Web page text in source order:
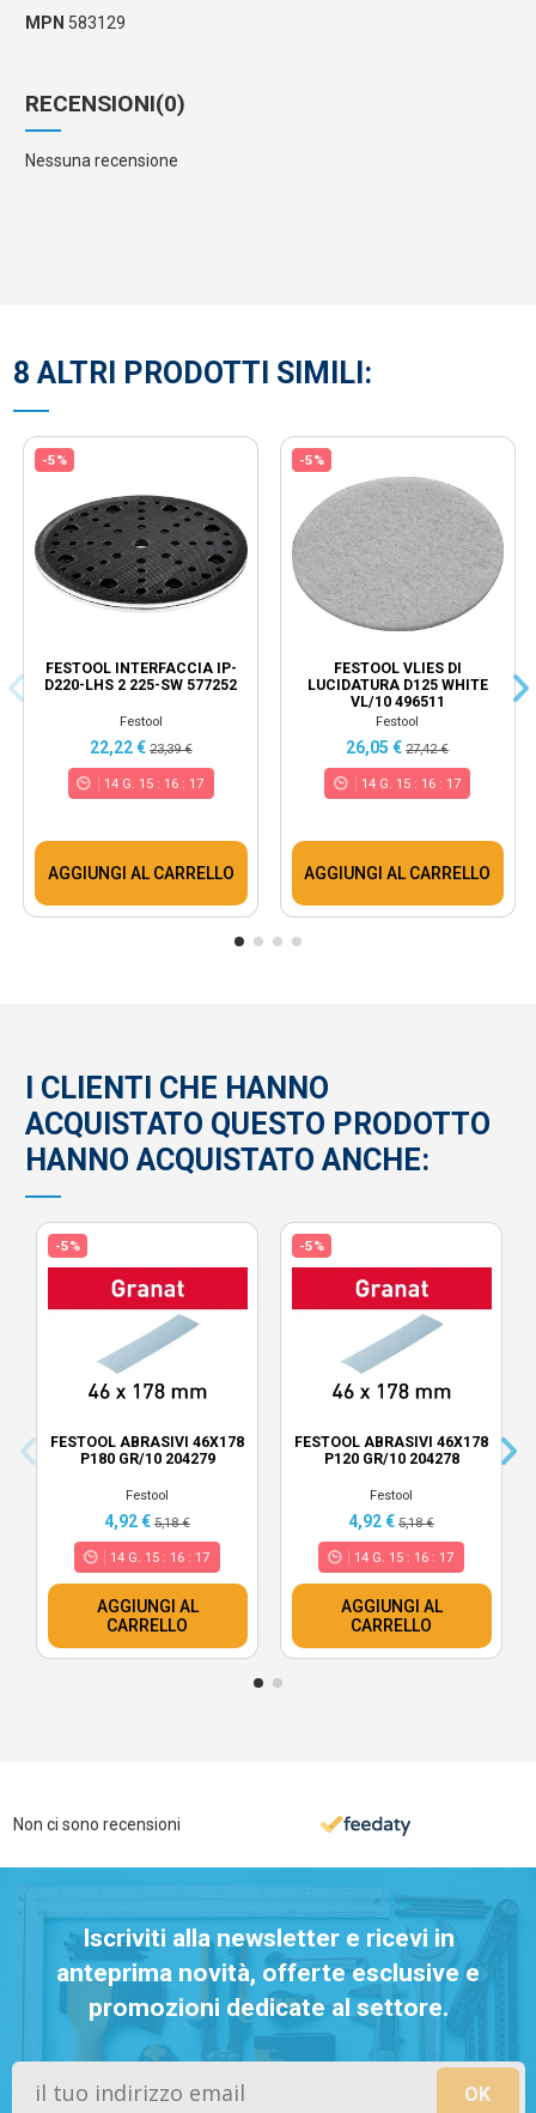
MPN 583129
RECENSIONI(0)
Nessuna recensione
8 ALTRI PRODOTTI SIMILI:
-5%
FESTOOL INTERFACCIA IP-
D220-LHS 2 225-SW 577252
Festool
22,22 € 23,39 €
14 G. 15 : 16 : 16
AGGIUNGI AL CARRELLO
-5%
FESTOOL VLIES DI
LUCIDATURA D125 WHITE
VL/10 496511
Festool
26,05 €27,42 €
14G. 15: 16: 16
AGGIUNGI AL CARRELLO
I CLIENTI CHE HANNO
ACQUISTATO QUESTO PRODOTTO
HANNO ACQUISTATO ANCHE:
-5%
FESTOOL ABRASIVI 46X178
P180 GR/10 204279
Festool
4,92 € 5,18 €
14 G. 15 : 16 : 16
AGGIUNGI AL
CARRELLO
-5%
FESTOOL ABRASIVI 46X178
P120 GR/10 204278
Festool
4,92 € 5,18 €
14 G. 15 : 16 : 16
AGGIUNGI AL
CARRELLO
Non ci sono recensioni
Iscriviti alla newsletter e ricevi in
anteprima novità, offerte esclusive e
promozioni dedicate al settore.